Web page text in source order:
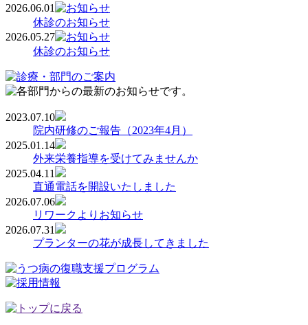
2026.06.01
休診のお知らせ
2026.05.27
休診のお知らせ
2023.07.10
院内研修のご報告（2023年4月）
2025.01.14
外来栄養指導を受けてみませんか
2025.04.11
直通電話を開設いたしました
2026.07.06
リワークよりお知らせ
2026.07.31
プランターの花が成長してきました